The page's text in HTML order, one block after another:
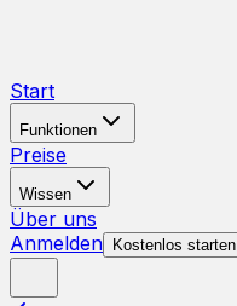
Start
Funktionen
Preise
Wissen
Über uns
Anmelden
Kostenlos starten